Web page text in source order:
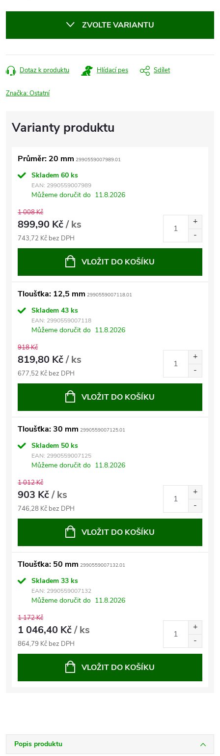
ZVOLTE VARIANTU
Dotaz k produktu Hlídací pes Sdílet
Značka:Ostatní
Průměr: 20 mm 2990559007989.01
Skladem 60 ks
EAN: 2990559007989
Můžeme doručit do 11.8.2026
1 008 Kč
899,90 Kč/ ks
743,72 Kč bez DPH
VLOŽIT DO KOŠÍKU
Tloušťka: 12,5 mm 2990559007118.01
Skladem 43 ks
EAN: 2990559007118
Můžeme doručit do 11.8.2026
918 Kč
819,80 Kč/ ks
677,52 Kč bez DPH
VLOŽIT DO KOŠÍKU
Tloušťka: 30 mm 2990559007125.01
Skladem 50 ks
EAN: 2990559007125
Můžeme doručit do 11.8.2026
1 012 Kč
903 Kč/ ks
746,28 Kč bez DPH
VLOŽIT DO KOŠÍKU
Tloušťka: 50 mm 2990559007132.01
Skladem 33 ks
EAN: 2990559007132
Můžeme doručit do 11.8.2026
1 172 Kč
1 046,40 Kč/ ks
864,79 Kč bez DPH
VLOŽIT DO KOŠÍKU
Popis produktu